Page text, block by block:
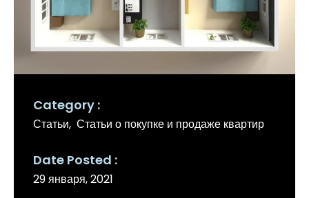
Category
Статьи Статьи о покупке и продаже квартир
Date Posted
29 января, 2021